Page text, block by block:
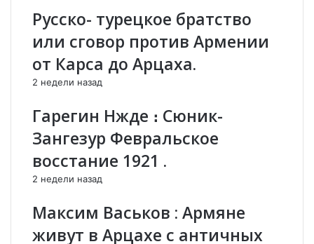
о
с
и
и
р
о
г
а
м
о
л
ц
Б
н
а
г
Русско- турецкое братство
или сговор против Армении
от Карса до Арцаха.
2 недели назад
Гарегин Нжде ։ Сюник-
Зангезур Февральское
восстание 1921 .
2 недели назад
Максим Васьков : Армяне
живут в Арцахе с античных